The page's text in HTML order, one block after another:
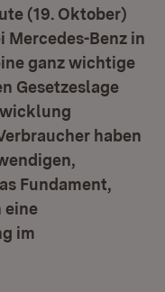
(19. Oktober)
Mercedes-Benz in
ganz wichtige
Gesetzeslage
haben
Fundament,
eine
im